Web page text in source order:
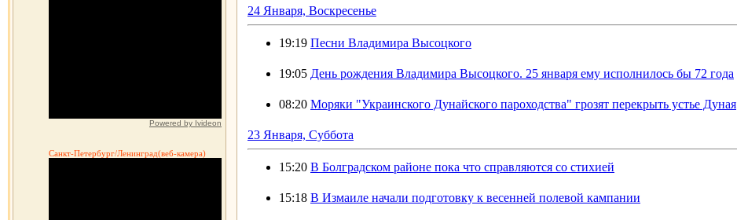
Powered by Ivideon
Санкт-Петербург/Ленинград(веб-камера)
24 Января, Воскресенье
19:19 Песни Владимира Высоцкого
19:05 День рождения Владимира Высоцкого. 25 января ему исполнилось бы 72 года
08:20 Моряки "Украинского Дунайского пароходства" грозят перекрыть устье Дуная
23 Января, Суббота
15:20 В Болградском районе пока что справляются со стихией
15:18 В Измаиле начали подготовку к весенней полевой кампании